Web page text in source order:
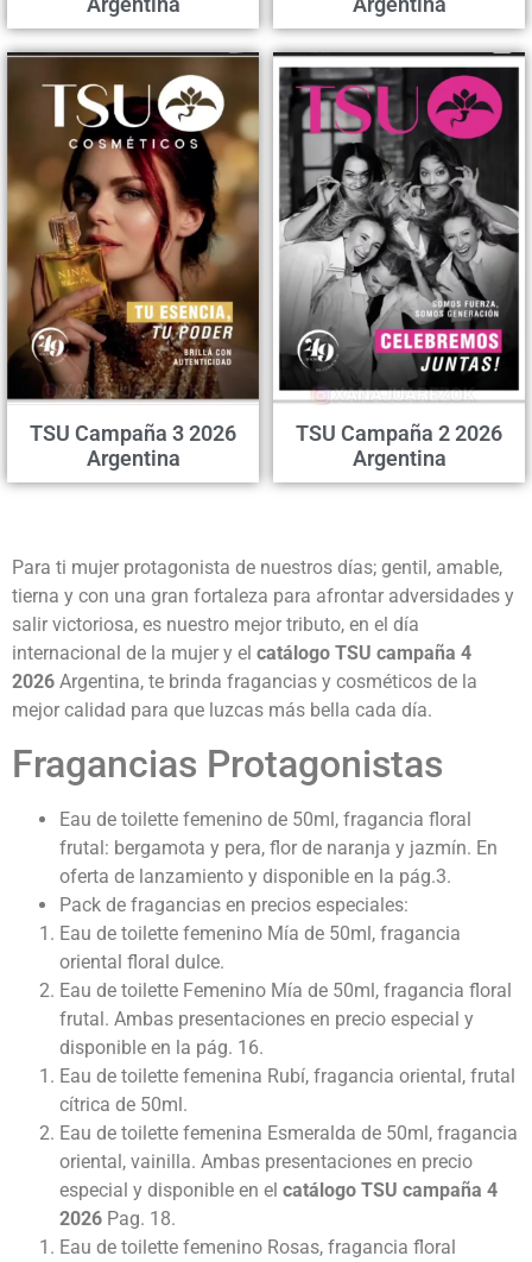
TSU Campaña 3 2026
Argentina
TSU Campaña 2 2026
Argentina
Para ti mujer protagonista de nuestros días; gentil, amable,
tierna y con una gran fortaleza para afrontar adversidades y
salir victoriosa, es nuestro mejor tributo, en el día
internacional de la mujer y el catálogo TSU campaña 4
2026 Argentina, te brinda fragancias y cosméticos de la
mejor calidad para que luzcas más bella cada día.
Fragancias Protagonistas
Eau de toilette femenino de 50ml, fragancia floral
frutal: bergamota y pera, flor de naranja y jazmín. En
oferta de lanzamiento y disponible en la pág.3.
Pack de fragancias en precios especiales:
Eau de toilette femenino Mía de 50ml, fragancia
oriental floral dulce.
Eau de toilette Femenino Mía de 50ml, fragancia floral
frutal. Ambas presentaciones en precio especial y
disponible en la pág. 16.
Eau de toilette femenina Rubí, fragancia oriental, frutal
cítrica de 50ml.
Eau de toilette femenina Esmeralda de 50ml, fragancia
oriental, vainilla. Ambas presentaciones en precio
especial y disponible en el catálogo TSU campaña 4
2026 Pag. 18.
Eau de toilette femenino Rosas, fragancia floral